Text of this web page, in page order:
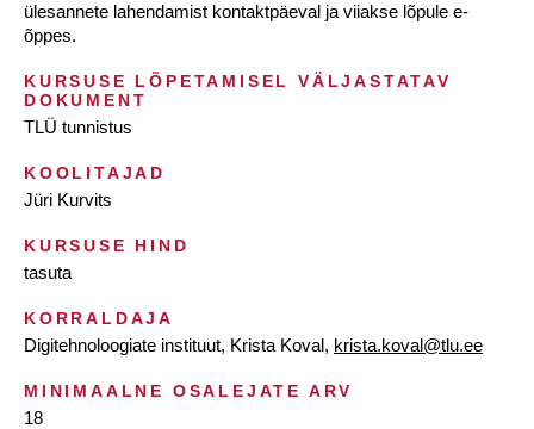
ülesannete lahendamist kontaktpäeval ja viiakse lõpule e-
õppes.
KURSUSE LÕPETAMISEL VÄLJASTATAV
DOKUMENT
TLÜ tunnistus
KOOLITAJAD
Jüri Kurvits
KURSUSE HIND
tasuta
KORRALDAJA
Digitehnoloogiate instituut, Krista Koval, krista.koval@tlu.ee
MINIMAALNE OSALEJATE ARV
18